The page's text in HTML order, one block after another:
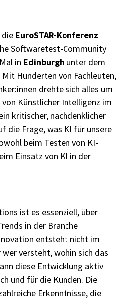
für Jira
die EuroSTAR-Konferenz
Softwaretest-Community
in Edinburgh unter dem
Mit Hunderten von Fachleuten,
drehte sich alles um
von Künstlicher Intelligenz im
kritischer, nachdenklicher
die Frage, was KI für unsere
beim Testen von KI-
Einsatz von KI in der
ist es essenziell, über
in der Branche
entsteht nicht im
versteht, wohin sich das
diese Entwicklung aktiv
und für die Kunden. Die
Erkenntnisse, die